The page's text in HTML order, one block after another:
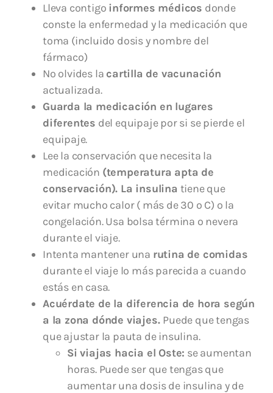
Lleva contigo informes médicos donde
conste la enfermedad y la medicación que
toma (incluido dosis y nombre del
fármaco)
No olvides la cartilla de vacunación
actualizada.
Guarda la medicación en lugares
diferentes del equipaje por si se pierde el
equipaje.
Lee la conservación que necesita la
medicación (temperatura apta de
conservación). La insulina tiene que
evitar mucho calor ( más de 30 º C) o la
congelación. Usa bolsa términa o nevera
durante el viaje.
Intenta mantener una rutina de comidas
durante el viaje lo más parecida a cuando
estás en casa.
Acuérdate de la diferencia de hora según
a la zona dónde viajes. Puede que tengas
que ajustar la pauta de insulina.
Si viajas hacia el Oste: se aumentan
horas. Puede ser que tengas que
aumentar una dosis de insulina y de